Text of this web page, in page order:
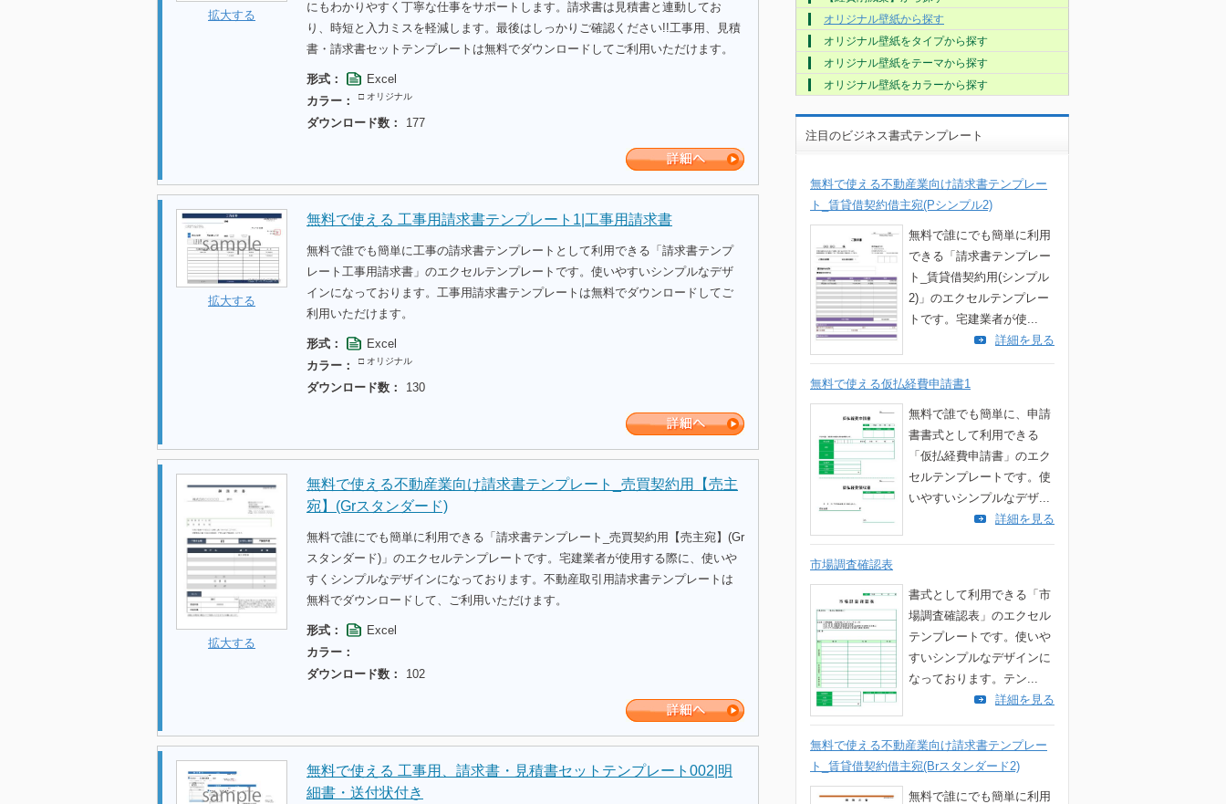
拡大する
にもわかりやすく丁寧な仕事をサポートします。請求書は見積書と連動してお
り、時短と入力ミスを軽減します。最後はしっかりご確認ください!!工事用、見積
書・請求書セットテンプレートは無料でダウンロードしてご利用いただけます。
形式：
Excel
カラー：
□ オリジナル
ダウンロード数： 177
拡大する
無料で使える 工事用請求書テンプレート1|工事用請求書
無料で誰でも簡単に工事の請求書テンプレートとして利用できる「請求書テンプ
レート工事用請求書」のエクセルテンプレートです。使いやすいシンプルなデザ
インになっております。工事用請求書テンプレートは無料でダウンロードしてご
利用いただけます。
形式：
Excel
カラー：
□ オリジナル
ダウンロード数： 130
拡大する
無料で使える不動産業向け請求書テンプレート_売買契約用【売主
宛】(Grスタンダード)
無料で誰にでも簡単に利用できる「請求書テンプレート_売買契約用【売主宛】(Gr
スタンダード)」のエクセルテンプレートです。宅建業者が使用する際に、使いや
すくシンプルなデザインになっております。不動産取引用請求書テンプレートは
無料でダウンロードして、ご利用いただけます。
形式：
Excel
カラー：
ダウンロード数：
102
無料で使える 工事用、請求書・見積書セットテンプレート002|明
細書・送付状付き
オリジナル壁紙から探す
オリジナル壁紙をタイプから探す
オリジナル壁紙をテーマから探す
オリジナル壁紙をカラーから探す
注目のビジネス書式テンプレート
無料で使える不動産業向け請求書テンプレー
ト_賃貸借契約借主宛(Pシンプル2)
無料で誰にでも簡単に利用
できる「請求書テンプレー
ト_賃貸借契約用(シンプル
2)」のエクセルテンプレー
トです。宅建業者が使...
詳細を見る
無料で使える仮払経費申請書1
無料で誰でも簡単に、申請
書書式として利用できる
「仮払経費申請書」のエク
セルテンプレートです。使
いやすいシンプルなデザ...
詳細を見る
市場調査確認表
書式として利用できる「市
場調査確認表」のエクセル
テンプレートです。使いや
すいシンプルなデザインに
なっております。テン...
詳細を見る
無料で使える不動産業向け請求書テンプレー
ト_賃貸借契約借主宛(Brスタンダード2)
無料で誰にでも簡単に利用